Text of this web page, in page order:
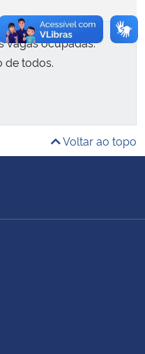
vagas ocupadas.
de todos.
Voltar ao topo